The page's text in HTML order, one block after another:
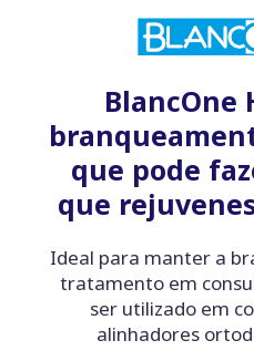
BlancOne
que pode
que
Ideal para manter a
tratamento em
ser utilizado em
alinhadores